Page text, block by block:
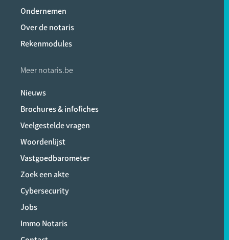
Ondernemen
Over de notaris
Rekenmodules
Meer notaris.be
Nieuws
Brochures & infofiches
Veelgestelde vragen
Woordenlijst
Vastgoedbarometer
Zoek een akte
Cybersecurity
Jobs
Immo Notaris